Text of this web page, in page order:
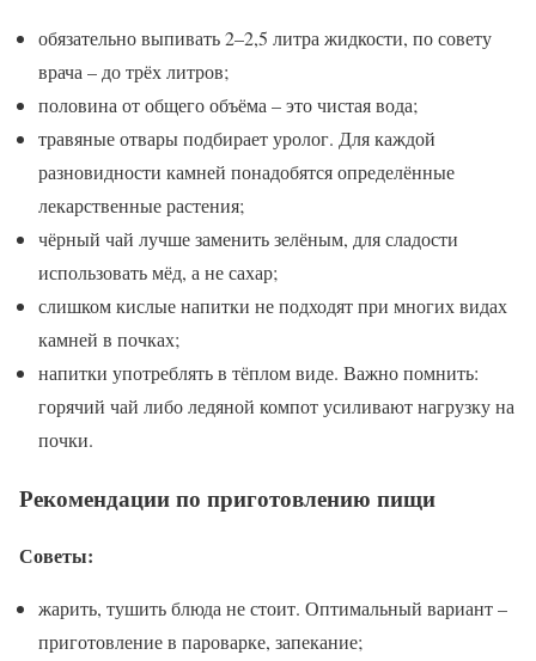
обязательно выпивать 2–2,5 литра жидкости, по совету
врача – до трёх литров;
половина от общего объёма – это чистая вода;
травяные отвары подбирает уролог. Для каждой
разновидности камней понадобятся определённые
лекарственные растения;
чёрный чай лучше заменить зелёным, для сладости
использовать мёд, а не сахар;
слишком кислые напитки не подходят при многих видах
камней в почках;
напитки употреблять в тёплом виде. Важно помнить:
горячий чай либо ледяной компот усиливают нагрузку на
почки.
Рекомендации по приготовлению пищи
Советы:
жарить, тушить блюда не стоит. Оптимальный вариант –
приготовление в пароварке, запекание;